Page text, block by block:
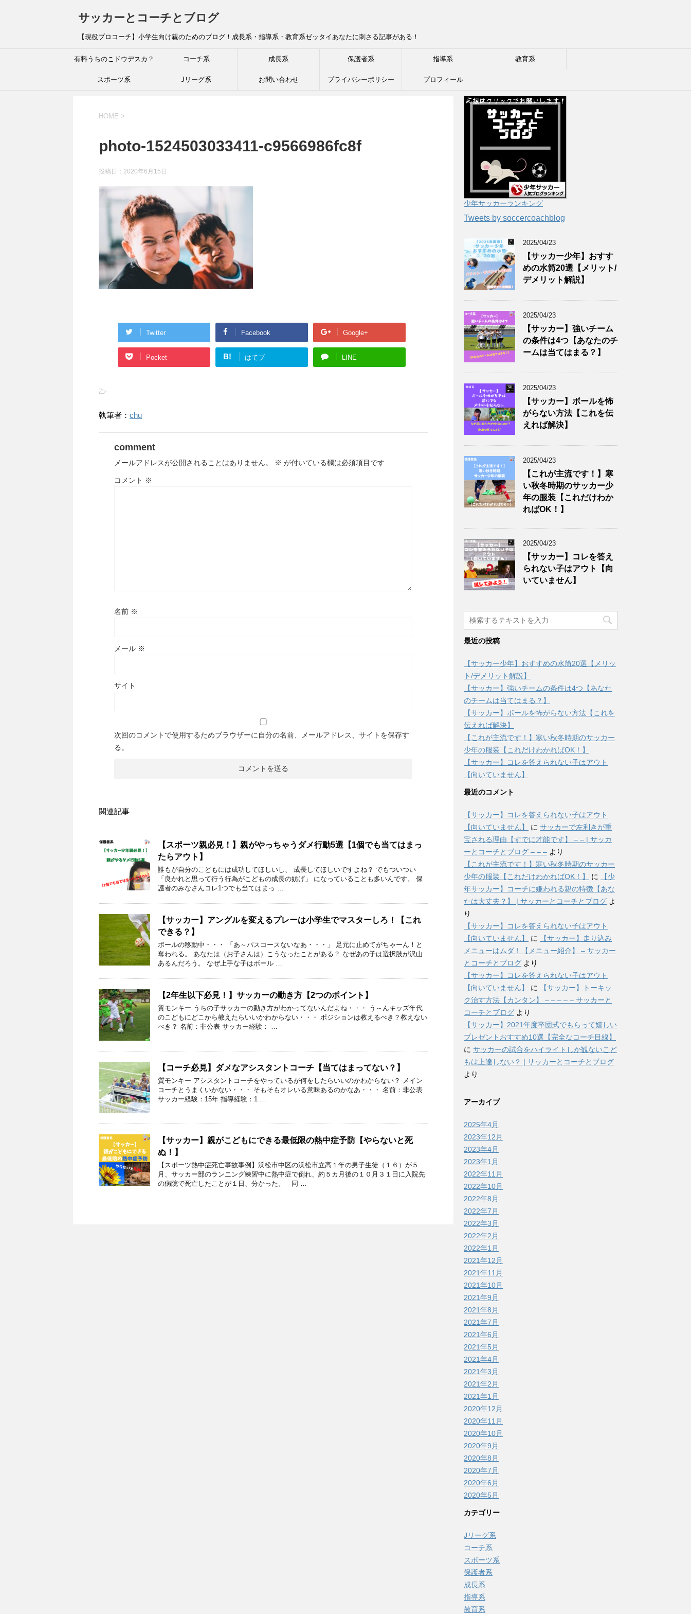
サッカーとコーチとブログ
【現役プロコーチ】小学生向け親のためのブログ！成長系・指導系・教育系ゼッタイあなたに刺さる記事がある！
有料うちのこドウデスカ？ コーチ系 成長系 保護者系 指導系 教育系
スポーツ系 Jリーグ系 お問い合わせ プライバシーポリシー プロフィール
HOME >
photo-1524503033411-c9566986fc8f
投稿日： 2020年6月15日
Twitter Facebook Google+
Pocket B! はてブ LINE
-
執筆者： chu
comment
メールアドレスが公開されることはありません。 ※ が付いている欄は必須項目です
コメント ※
名前 ※
メール ※
サイト
次回のコメントで使用するためブラウザーに自分の名前、メールアドレス、サイトを保存す
る。
関連記事
【スポーツ親必見！】親がやっちゃうダメ行動5選【1個でも当てはまっ
たらアウト】
誰もが自分のこどもには成功してほしいし、 成長してほしいですよね？ でもついつい
「良かれと思って行う行為がこどもの成長の妨げ」 になっていることも多いんです。 保
護者のみなさんコレ1つでも当てはまっ …
【サッカー】アングルを変えるプレーは小学生でマスターしろ！【これ
できる？】
ボールの移動中・・・ 「あ～パスコースないなあ・・・」 足元に止めてがちゃーん！と
奪われる。 あなたは（お子さんは）こうなったことがある？ なぜあの子は選択肢が沢山
あるんだろう。 なぜ上手な子はボール …
【2年生以下必見！】サッカーの動き方【2つのポイント】
質モンキー うちの子サッカーの動き方がわかってないんだよね・・・ う～んキッズ年代
のこどもにどこから教えたらいいかわからない・・・ ポジションは教えるべき？教えない
べき？ 名前：非公表 サッカー経験： …
【コーチ必見】ダメなアシスタントコーチ【当てはまってない？】
質モンキー アシスタントコーチをやっているが何をしたらいいのかわからない？ メイン
コーチとうまくいかない・・・ そもそもオレいる意味あるのかなあ・・・ 名前：非公表
サッカー経験：15年 指導経験：1 …
【サッカー】親がこどもにできる最低限の熱中症予防【やらないと死
ぬ！】
【スポーツ熱中症死亡事故事例】浜松市中区の浜松市立高１年の男子生徒（１６）が５
月、サッカー部のランニング練習中に熱中症で倒れ、約５カ月後の１０月３１日に入院先
の病院で死亡したことが１日、分かった。 同 …
少年サッカーランキング
Tweets by soccercoachblog
2025/04/23
【サッカー少年】おすす
めの水筒20選【メリット/
デメリット解説】
2025/04/23
【サッカー】強いチーム
の条件は4つ【あなたのチ
ームは当てはまる？】
2025/04/23
【サッカー】ボールを怖
がらない方法【これを伝
えれば解決】
2025/04/23
【これが主流です！】寒
い秋冬時期のサッカー少
年の服装【これだけわか
ればOK！】
2025/04/23
【サッカー】コレを答え
られない子はアウト【向
いていません】
最近の投稿
【サッカー少年】おすすめの水筒20選【メリッ
ト/デメリット解説】
【サッカー】強いチームの条件は4つ【あなた
のチームは当てはまる？】
【サッカー】ボールを怖がらない方法【これを
伝えれば解決】
【これが主流です！】寒い秋冬時期のサッカー
少年の服装【これだけわかればOK！】
【サッカー】コレを答えられない子はアウト
【向いていません】
最近のコメント
【サッカー】コレを答えられない子はアウト
【向いていません】
に サッカーで左利きが重
宝される理由【すでに才能です】 – – | サッカ
ーとコーチとブログ – – – より
【これが主流です！】寒い秋冬時期のサッカー
少年の服装【これだけわかればOK！】
に
【少
年サッカー】コーチに嫌われる親の特徴【あな
たは大丈夫？】 | サッカーとコーチとブログ よ
り
【サッカー】コレを答えられない子はアウト
【向いていません】
に
【サッカー】走り込み
メニューはムダ！【メニュー紹介】 – サッカー
とコーチとブログ より
【サッカー】コレを答えられない子はアウト
【向いていません】
に
【サッカー】トーキッ
ク治す方法【カンタン】 – – – – – サッカーと
コーチとブログ より
【サッカー】2021年度卒団式でもらって嬉しい
プレゼントおすすめ10選【完全なコーチ目線】
に サッカーの試合をハイライトしか観ないこど
もは上達しない？ | サッカーとコーチとブログ
より
アーカイブ
2025年4月
2023年12月
2023年4月
2023年1月
2022年11月
2022年10月
2022年8月
2022年7月
2022年3月
2022年2月
2022年1月
2021年12月
2021年11月
2021年10月
2021年9月
2021年8月
2021年7月
2021年6月
2021年5月
2021年4月
2021年3月
2021年2月
2021年1月
2020年12月
2020年11月
2020年10月
2020年9月
2020年8月
2020年7月
2020年6月
2020年5月
カテゴリー
Jリーグ系
コーチ系
スポーツ系
保護者系
成長系
指導系
教育系